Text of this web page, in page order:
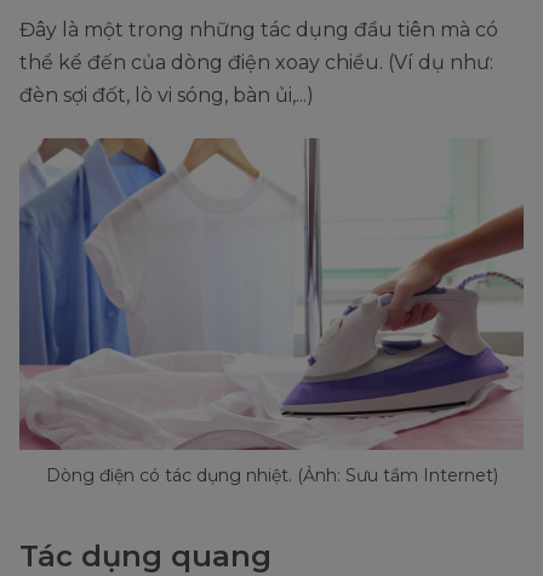
Đây là một trong những tác dụng đầu tiên mà có
thể kể đến của dòng điện xoay chiều. (Ví dụ như:
đèn sợi đốt, lò vi sóng, bàn ủi,...)
Dòng điện có tác dụng nhiệt. (Ảnh: Sưu tầm Internet)
Tác dụng quang